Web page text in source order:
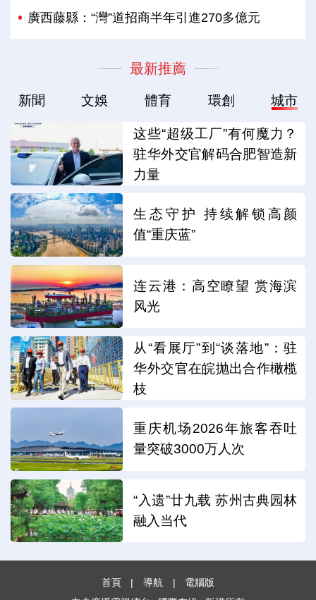
廣西藤縣：“灣”道招商半年引進270多億元
最新推薦
新聞 文娛 體育 環創 城市
这些“超级工厂”有何魔力？
驻华外交官解码合肥智造新
力量
生态守护 持续解锁高颜
值“重庆蓝”
连云港：高空瞭望 赏海滨
风光
从“看展厅”到“谈落地”：驻
华外交官在皖抛出合作橄榄
枝
重庆机场2026年旅客吞吐
量突破3000万人次
“入遗”廿九载 苏州古典园林
融入当代
首頁 | 導航 |
電腦版